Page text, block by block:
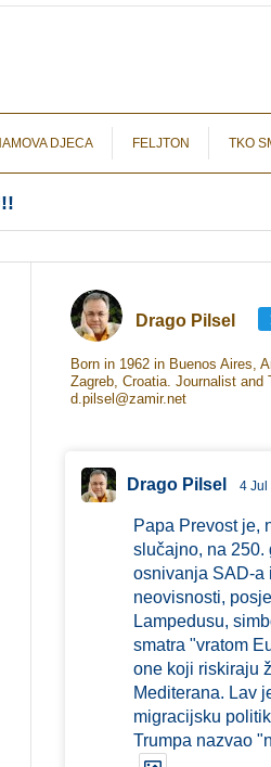
DJECA FELJTON TKO
Drago Pilsel
Born in 1962 in Buenos Aires,
Zagreb, Croatia. Journalist and
d.pilsel@zamir.net
Drago Pilsel 4 Jul
Papa Prevost je,
slučajno, na 250.
osnivanja SAD-a
neovisnosti,
Lampedusu,
smatra "vratom
one koji riskiraju
Mediterana. Lav
migracijsku
Trumpa nazvao